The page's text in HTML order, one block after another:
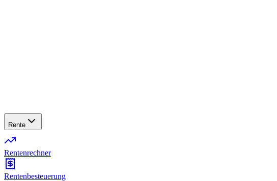
Rente
Rentenrechner
Rentenbesteuerung